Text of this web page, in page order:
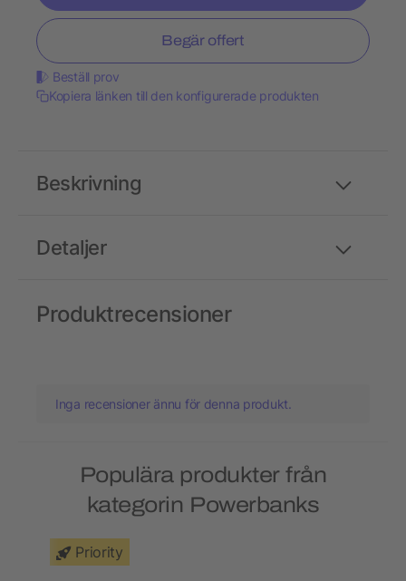
Begär offert
Beställ prov
Kopiera länken till den konfigurerade produkten
Detaljer
Beskrivning
Produktrecensioner
Inga recensioner ännu för denna produkt.
Populära produkter från
kategorin Powerbanks
Priority